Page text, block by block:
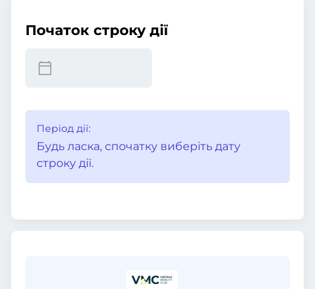
Початок строку дії
Період дії:
Будь ласка, спочатку виберіть дату
строку дії.